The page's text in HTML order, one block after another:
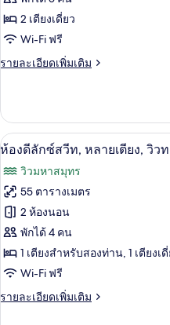
ส่วน
ตัว
เตียง,
สระ
น้ำ
เอ็ก
เซก
เตียง
เดี่ยว
2
เตียง,
วิว
ทะเล,
ติด
สวน
(Balcony)
2 เตียงเดี่ยว
Wi-Fi ฟรี
รายละเอียดเพิ่มเติม
ราย
เกี่ยว
กับ
ห้อง
เซก
คิว
ทีฟ
ทวิ
น,
เตียง
เดี่ยว
2
วิว
เปิด
ภาพถ่าย
ทั้งหมด
ของ
ห้อง
ดี
ลัก
ซ์
5
ห้องดีลักซ์สวีท, หลายเตียง, วิวท
วิวมหาสมุทร
55 ตารางเมตร
2 ห้องนอน
พักได้ 4 คน
1 เตียงสำหรับสองท่าน, 1 เตียง
Wi-Fi ฟรี
รายละเอียดเพิ่มเติม
ราย